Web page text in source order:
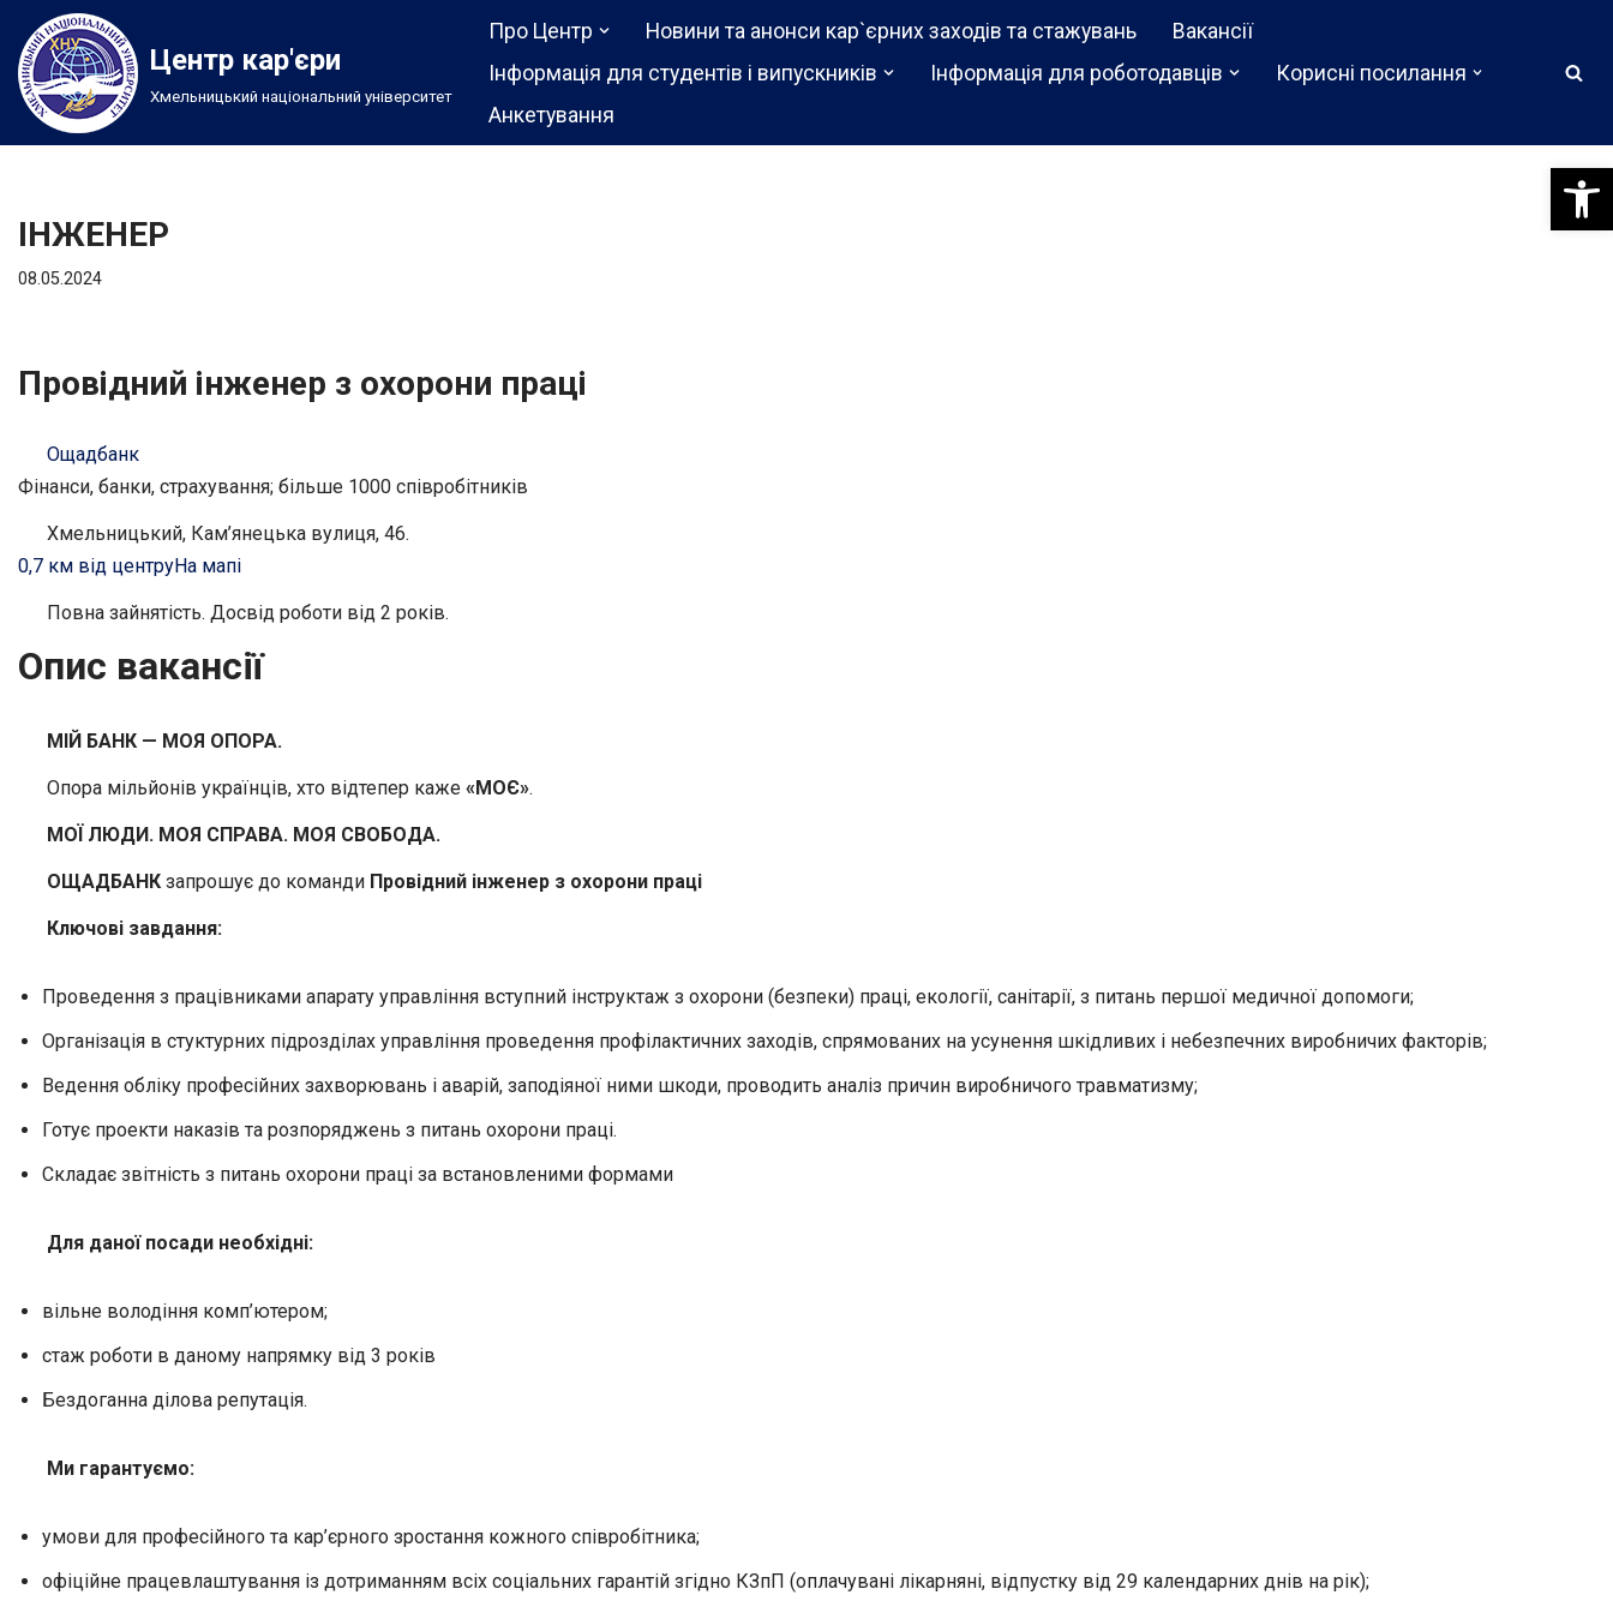
Перейти
до
вмісту
Центр кар'єри
Хмельницький національний університет
Про Центр Новини та анонси кар`єрних заходів та стажувань
Вакансії
Інформація для студентів і випускників
Інформація для роботодавців
Корисні посилання
Анкетування
ІНЖЕНЕР
08.05.2024
Провідний інженер з охорони праці
Ощадбанк
Фінанси, банки, страхування; більше 1000 співробітників
Хмельницький, Кам’янецька вулиця, 46.
0,7 км від центруНа мапі
Повна зайнятість. Досвід роботи від 2 років.
Опис вакансії
МІЙ БАНК — МОЯ ОПОРА.
Опора мільйонів українців, хто відтепер каже «МОЄ».
МОЇ ЛЮДИ. МОЯ СПРАВА. МОЯ СВОБОДА.
ОЩАДБАНК запрошує до команди Провідний інженер з охорони праці
Ключові завдання:
Проведення з працівниками апарату управління вступний інструктаж з охорони (безпеки) праці, екології, санітарії, з питань першої медичної допомоги;
Організація в стуктурних підрозділах управління проведення профілактичних заходів, спрямованих на усунення шкідливих і небезпечних виробничих факторів;
Ведення обліку професійних захворювань і аварій, заподіяної ними шкоди, проводить аналіз причин виробничого травматизму;
Готує проекти наказів та розпоряджень з питань охорони праці.
Складає звітність з питань охорони праці за встановленими формами
Для даної посади необхідні:
вільне володіння комп’ютером;
стаж роботи в даному напрямку від 3 років
Бездоганна ділова репутація.
Ми гарантуємо:
умови для професійного та кар’єрного зростання кожного співробітника;
офіційне працевлаштування із дотриманням всіх соціальних гарантій згідно КЗпП (оплачувані лікарняні, відпустку від 29 календарних днів на рік);